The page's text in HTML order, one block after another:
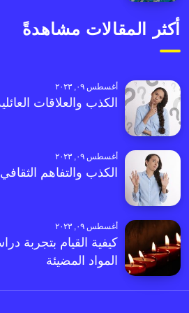
أكثر المقالات مشاهدةً
أغسطس ٠٩, ٢٠٢٣
الكذب والعلاقات
أغسطس ٠٩, ٢٠٢٣
الكذب والتفاهم الثقافي
أغسطس ٠٩, ٢٠٢٣
كيفية القيام بتجربة
المواد المضيئة